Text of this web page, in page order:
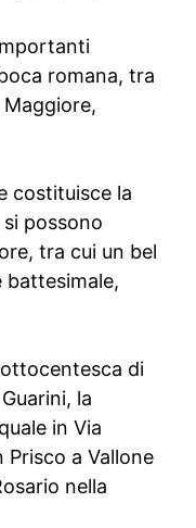
romana, tra
Maggiore,
costituisce la
possono
tra cui un bel
battesimale,
di
la
in Via
Prisco a Vallone
nella